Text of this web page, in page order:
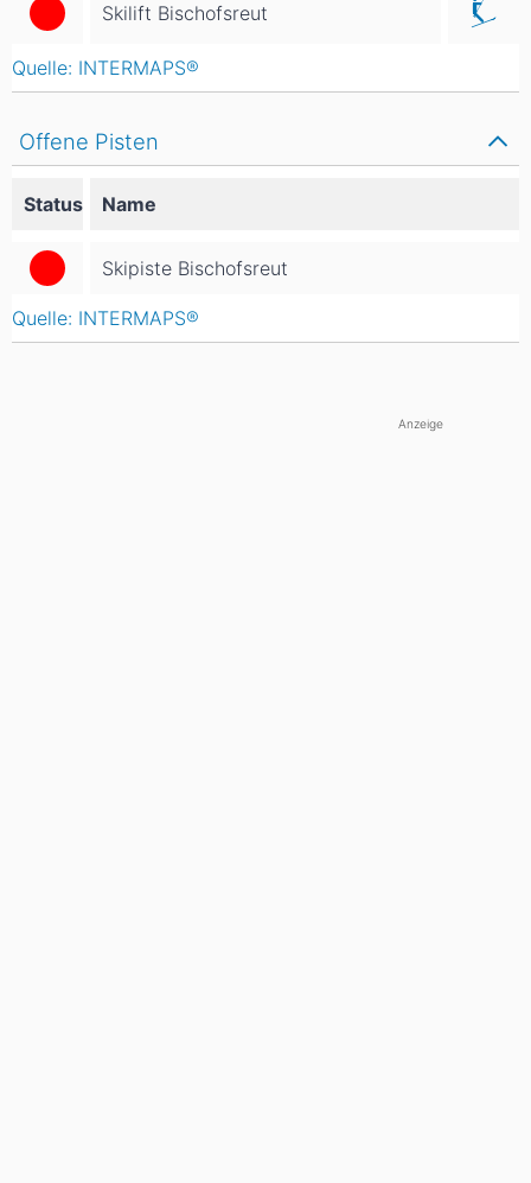
Offene Pisten
Status Name
Skipiste Bischofsreut
Quelle: INTERMAPS®
Skilift Bischofsreut
Quelle: INTERMAPS®
Anzeige